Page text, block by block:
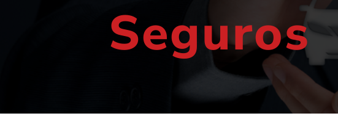
Seguros